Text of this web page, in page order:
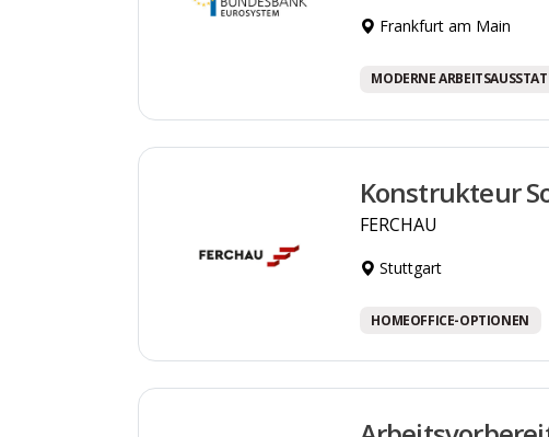
Frankfurt am Main
MODERNE
Konstrukteur
FERCHAU
Stuttgart
HOMEOFFICE-OPTIONEN